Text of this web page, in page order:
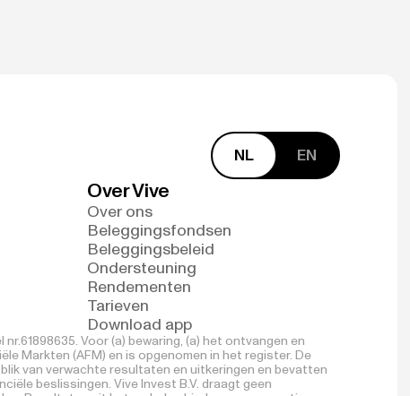
NL EN
Over Vive
Over ons
Beleggingsfondsen
Beleggingsbeleid
Ondersteuning
Rendementen
Tarieven
Download app
Voor (a) bewaring, (a) het ontvangen en
Markten (AFM) en is opgenomen in het register. De
van verwachte resultaten en uitkeringen en bevatten
beslissingen. Vive Invest B.V. draagt geen